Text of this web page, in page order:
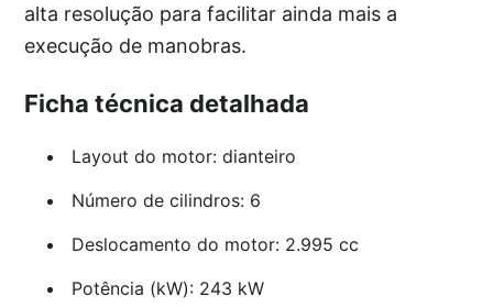
alta resolução para facilitar ainda mais a
execução de manobras.
Ficha técnica detalhada
Layout do motor: dianteiro
Número de cilindros: 6
Deslocamento do motor: 2.995 cc
Potência (kW): 243 kW